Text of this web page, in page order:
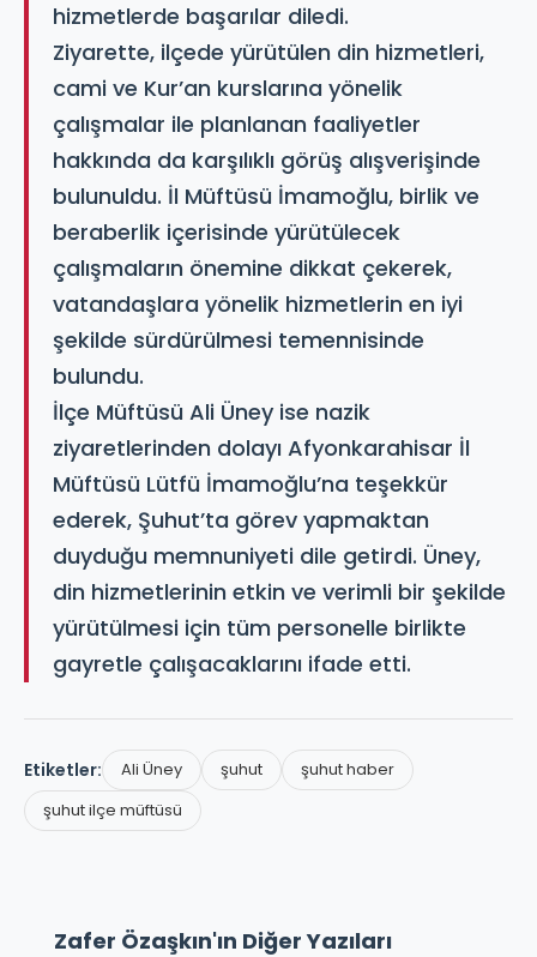
hizmetlerde başarılar diledi.
Ziyarette, ilçede yürütülen din hizmetleri,
cami ve Kur’an kurslarına yönelik
çalışmalar ile planlanan faaliyetler
hakkında da karşılıklı görüş alışverişinde
bulunuldu. İl Müftüsü İmamoğlu, birlik ve
beraberlik içerisinde yürütülecek
çalışmaların önemine dikkat çekerek,
vatandaşlara yönelik hizmetlerin en iyi
şekilde sürdürülmesi temennisinde
bulundu.
İlçe Müftüsü Ali Üney ise nazik
ziyaretlerinden dolayı Afyonkarahisar İl
Müftüsü Lütfü İmamoğlu’na teşekkür
ederek, Şuhut’ta görev yapmaktan
duyduğu memnuniyeti dile getirdi. Üney,
din hizmetlerinin etkin ve verimli bir şekilde
yürütülmesi için tüm personelle birlikte
gayretle çalışacaklarını ifade etti.
Etiketler: Ali Üney şuhut
şuhut haber
şuhut ilçe müftüsü
Zafer Özaşkın'ın Diğer Yazıları